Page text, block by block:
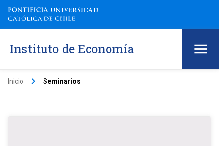
Instituto de Economía
Inicio keyboard_arrow_right Seminarios